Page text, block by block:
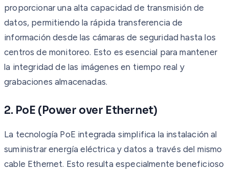
proporcionar una alta capacidad de transmisión de
datos, permitiendo la rápida transferencia de
información desde las cámaras de seguridad hasta los
centros de monitoreo. Esto es esencial para mantener
la integridad de las imágenes en tiempo real y
grabaciones almacenadas.
2. PoE (Power over Ethernet)
La tecnología PoE integrada simplifica la instalación al
suministrar energía eléctrica y datos a través del mismo
cable Ethernet. Esto resulta especialmente beneficioso